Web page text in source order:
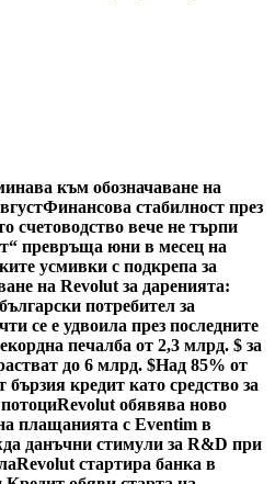
към обозначаване на
Финансова стабилност през
счетоводство вече не търпи
превръща юни в месец на
усмивки с подкрепа за
на Revolut за даренията:
потребител за
се е удвоила през последните
печалба от 2,3 млрд. $ за
до 6 млрд. $Над 85% от
кредит като средство за
Revolut обявява ново
плащанията с Eventim в
данъчни стимули за R&D при
Revolut стартира банка в